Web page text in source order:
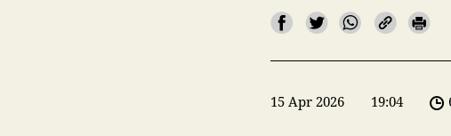
15 Apr 2026 19:04